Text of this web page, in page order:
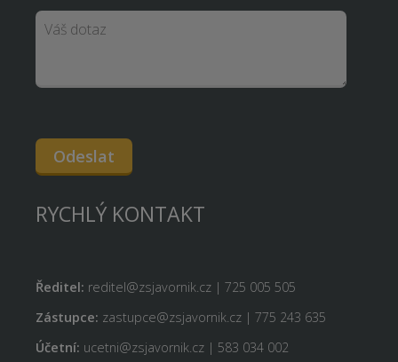
Odeslat
RYCHLÝ KONTAKT
Ředitel: reditel@zsjavornik.cz | 725 005 505
Zástupce: zastupce@zsjavornik.cz | 775 243 635
Účetní: ucetni@zsjavornik.cz | 583 034 002